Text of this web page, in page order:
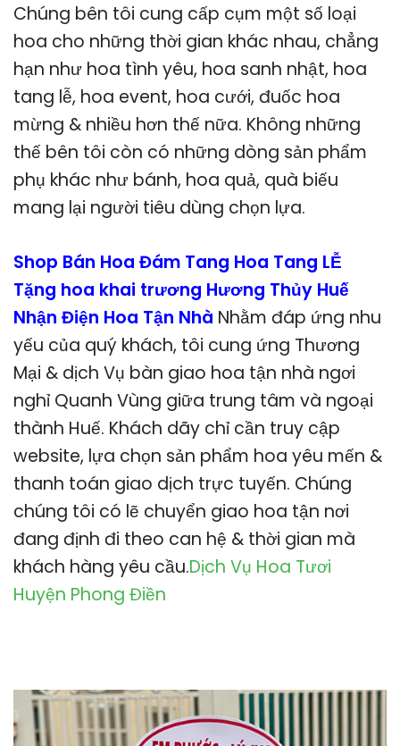
Chúng bên tôi cung cấp cụm một số loại
hoa cho những thời gian khác nhau, chẳng
hạn như hoa tình yêu, hoa sanh nhật, hoa
tang lễ, hoa event, hoa cưới, đuốc hoa
mừng & nhiều hơn thế nữa. Không những
thế bên tôi còn có những dòng sản phẩm
phụ khác như bánh, hoa quả, quà biếu
mang lại người tiêu dùng chọn lựa.
Shop Bán Hoa Đám Tang Hoa Tang LỄ
Tặng hoa khai trương Hương Thủy Huế
Nhận Điện Hoa Tận Nhà Nhằm đáp ứng nhu
yếu của quý khách, tôi cung ứng Thương
Mại & dịch Vụ bàn giao hoa tận nhà ngơi
nghỉ Quanh Vùng giữa trung tâm và ngoại
thành Huế. Khách dãy chỉ cần truy cập
website, lựa chọn sản phẩm hoa yêu mến &
thanh toán giao dịch trực tuyến. Chúng
chúng tôi có lẽ chuyển giao hoa tận nơi
đang định đi theo can hệ & thời gian mà
khách hàng yêu cầu.Dịch Vụ Hoa Tươi
Huyện Phong Điền